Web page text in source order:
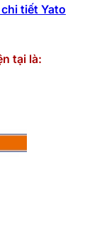
tiết Yato
tại là: